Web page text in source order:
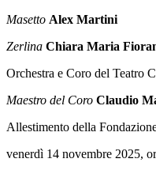
Masetto Alex Martini
Zerlina Chiara Maria
Orchestra e Coro del Teatro
Maestro del Coro Claudio
Allestimento della
venerdì 14 novembre 2025,